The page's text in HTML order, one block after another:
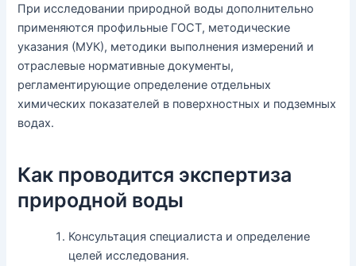
При исследовании природной воды дополнительно
применяются профильные ГОСТ, методические
указания (МУК), методики выполнения измерений и
отраслевые нормативные документы,
регламентирующие определение отдельных
химических показателей в поверхностных и подземных
водах.
Как проводится экспертиза
природной воды
Консультация специалиста и определение
целей исследования.